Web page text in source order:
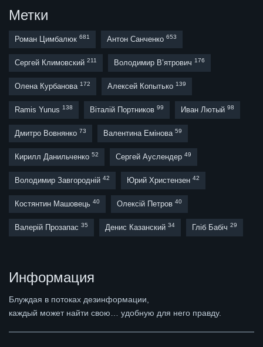
Метки
Роман Цимбалюк 681 Антон Санченко 653
Сергей Климовский 211 Володимир В’ятрович 176
Олена Курбанова 172 Алексей Копытько 139
Ramis Yunus 138 Віталій Портников 99 Иван Лютый 98
Дмитро Вовнянко 73 Валентина Емінова 59
Кирилл Данильченко 52 Сергей Ауслендер 49
Володимир Завгородній 42 Юрий Христензен 42
Костянтин Машовець 40 Олексій Петров 40
Валерій Прозапас 35 Денис Казанский 34 Гліб Бабіч 29
Информация
Блуждая в потоках дезинформации,
каждый может найти свою… удобную для него правду.